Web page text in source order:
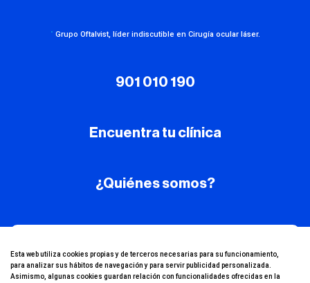
· Grupo Oftalvist, líder indiscutible en Cirugía ocular láser.
901 010 190
Encuentra tu clínica
¿Quiénes somos?
¡Conoce nuestro
canal de YouTube!
Esta web utiliza cookies propias y de terceros necesarias para su funcionamiento,
para analizar sus hábitos de navegación y para servir publicidad personalizada.
Asimismo, algunas cookies guardan relación con funcionalidades ofrecidas en la